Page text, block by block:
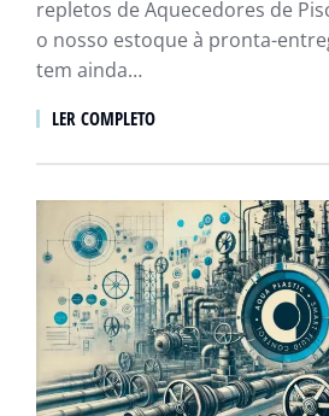
repletos de Aquecedores de
o nosso estoque à pronta-
tem ainda…
LER COMPLETO